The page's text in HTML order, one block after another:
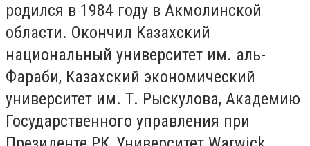
родился в 1984 году в Акмолинской
области. Окончил Казахский
национальный университет им. аль-
Фараби, Казахский экономический
университет им. Т. Рыскулова, Академию
Государственного управления при